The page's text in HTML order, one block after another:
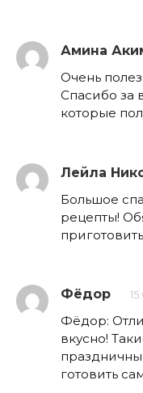
Амина
Очень
Спасибо за
которые
Лейла
Большое
рецепты!
Фёдор
Фёдор:
вкусно!
готовить